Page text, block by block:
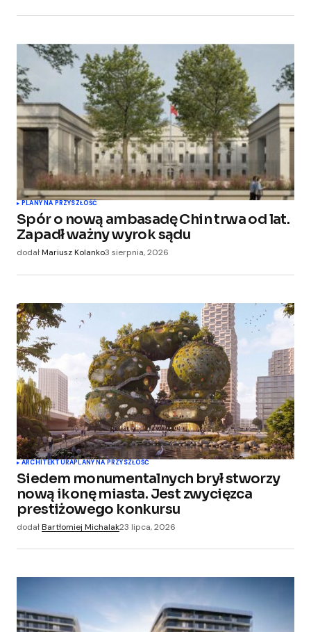
PLANY NA PRZYSZŁOŚĆ
Spór o nową ambasadę Chin trwa od lat.
Zapadł ważny wyrok sądu
dodałMariusz Kolanko3 sierpnia, 2026
ARCHITEKTURAPLANY NA PRZYSZŁOŚĆ
Siedem monumentalnych brył stworzy
nową ikonę miasta. Jest zwycięzca
prestiżowego konkursu
dodałBartłomiej Michalak23 lipca, 2026